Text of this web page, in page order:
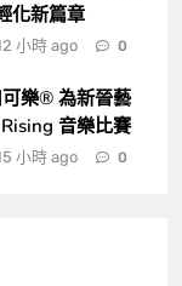
化新篇章
小時 ago 0
樂® 為新晉藝
音樂比賽
小時 ago 0